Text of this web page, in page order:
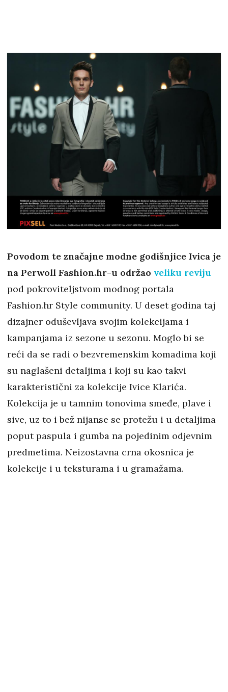
Povodom te značajne modne godišnjice Ivica je
na Perwoll Fashion.hr-u održao veliku reviju
pod pokroviteljstvom modnog portala
Fashion.hr Style community. U deset godina taj
dizajner oduševljava svojim kolekcijama i
kampanjama iz sezone u sezonu. Moglo bi se
reći da se radi o bezvremenskim komadima koji
su naglašeni detaljima i koji su kao takvi
karakteristični za kolekcije Ivice Klarića.
Kolekcija je u tamnim tonovima smeđe, plave i
sive, uz to i bež nijanse se protežu i u detaljima
poput paspula i gumba na pojedinim odjevnim
predmetima. Neizostavna crna okosnica je
kolekcije i u teksturama i u gramažama.